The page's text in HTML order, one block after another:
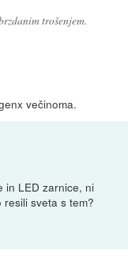
trošenjem.
večinoma.
in LED zarnice, ni
sveta s tem?